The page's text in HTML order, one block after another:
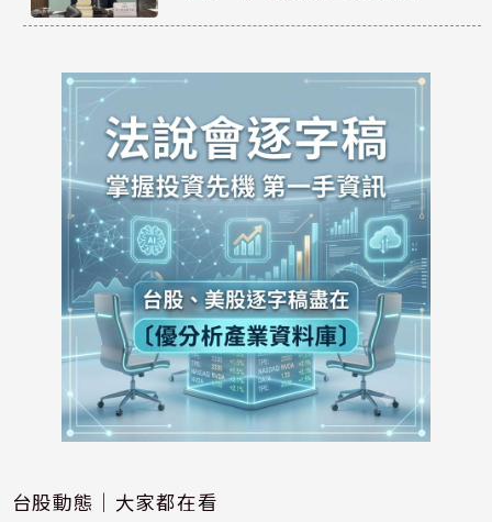
台股動態｜大家都在看